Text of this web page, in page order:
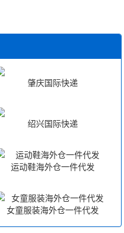
肇庆国际快递
绍兴国际快递
运动鞋海外仓一件代发
女童服装海外仓一件代发